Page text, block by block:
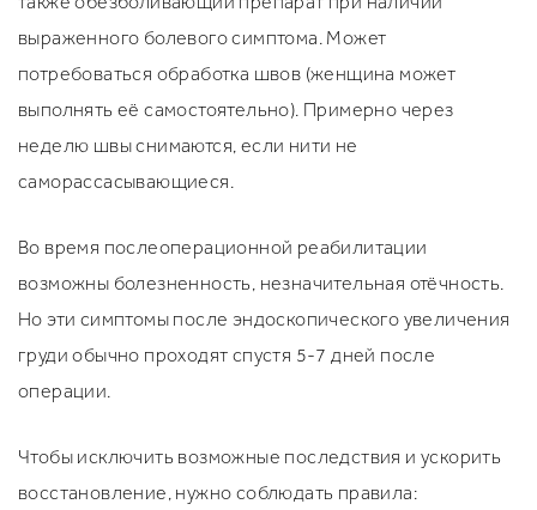
выраженного болевого симптома. Может
потребоваться обработка швов (женщина может
выполнять её самостоятельно). Примерно через
неделю швы снимаются, если нити не
саморассасывающиеся.
Во время послеоперационной реабилитации
возможны болезненность, незначительная отёчность.
Но эти симптомы после эндоскопического увеличения
груди обычно проходят спустя 5-7 дней после
операции.
Чтобы исключить возможные последствия и ускорить
восстановление, нужно соблюдать правила: